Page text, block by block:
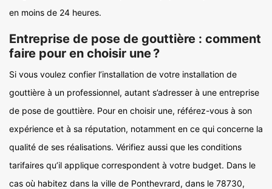
en moins de 24 heures.
Entreprise de pose de gouttière : comment
faire pour en choisir une ?
Si vous voulez confier l’installation de votre installation de
gouttière à un professionnel, autant s’adresser à une entreprise
de pose de gouttière. Pour en choisir une, référez-vous à son
expérience et à sa réputation, notamment en ce qui concerne la
qualité de ses réalisations. Vérifiez aussi que les conditions
tarifaires qu’il applique correspondent à votre budget. Dans le
cas où habitez dans la ville de Ponthevrard, dans le 78730,